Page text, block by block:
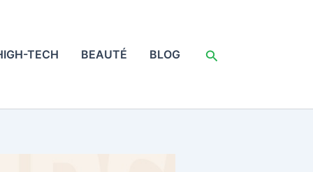
TECH BEAUTÉ BLOG Rechercher